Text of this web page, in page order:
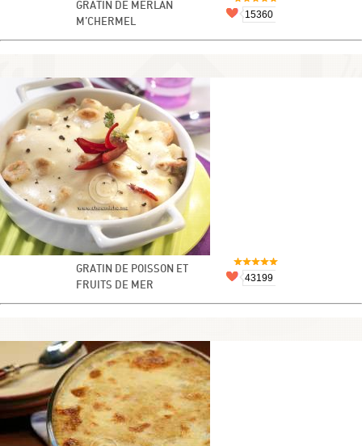
GRATIN DE MERLAN
M’CHERMEL
15360
GRATIN DE POISSON ET
FRUITS DE MER
43199